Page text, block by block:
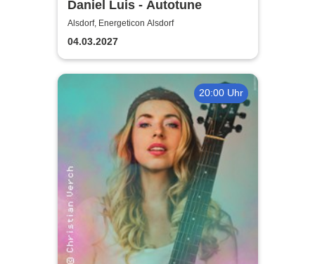
Daniel Luis - Autotune
Alsdorf, Energeticon Alsdorf
04.03.2027
20:00 Uhr